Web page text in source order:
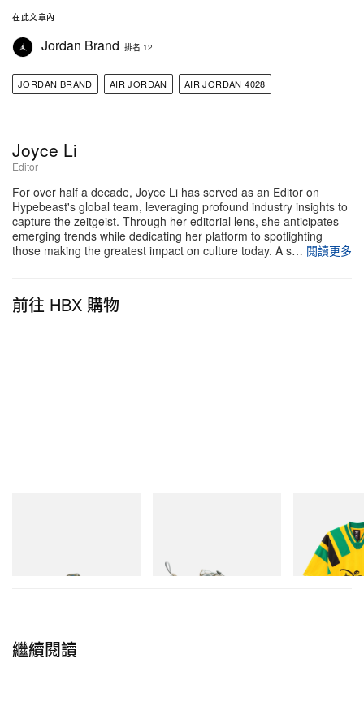
在此文章內
Jordan Brand 排名 12
JORDAN BRAND AIR JORDAN AIR JORDAN 4028
Joyce Li
Editor
For over half a decade, Joyce Li has served as an Editor on
Hypebeast's global team, leveraging profound industry insights to
capture the zeitgeist. Through her editorial lens, she anticipates
emerging trends while dedicating her platform to spotlighting
those making the greatest impact on culture today. A s… 閱讀更多
前往 HBX 購物
立即購入
Adidas
Dead Disney
立即購入
繼續閱讀